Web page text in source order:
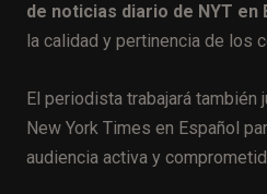
de noticias diario de NYT en
la calidad y pertinencia de los
El periodista trabajará
New York Times en Español
audiencia activa y